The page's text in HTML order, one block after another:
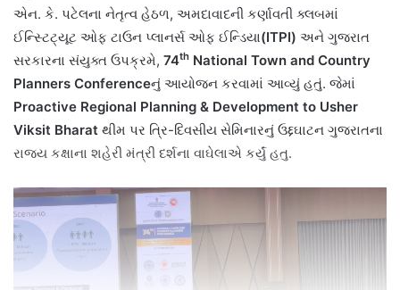
એન. કે. પટેલના નેતૃત્વ હેઠળ, અમદાવાદની કર્ણાવતી ક્લબમાં
ઈન્સ્ટિટ્યૂટ ઓફ ટાઉન પ્લાનર્સ ઓફ ઈન્ડિયા(ITPI) અને ગુજરાત
સરકારના સંયુક્ત ઉપક્રમે, 74th National Town and Country
Planners Conferenceનું આયોજન કરવામાં આવ્યું હતું. જેમાં
Proactive Regional Planning & Development to Usher
Viksit Bharat થીમ પર ત્રિ-દિવસીય સેમિનારનું ઉદ્દઘાટન ગુજરાતના
રાજ્ય કક્ષાના શહેરી મંત્રી દર્શના વાઘેલાએ કર્યું હતુ.